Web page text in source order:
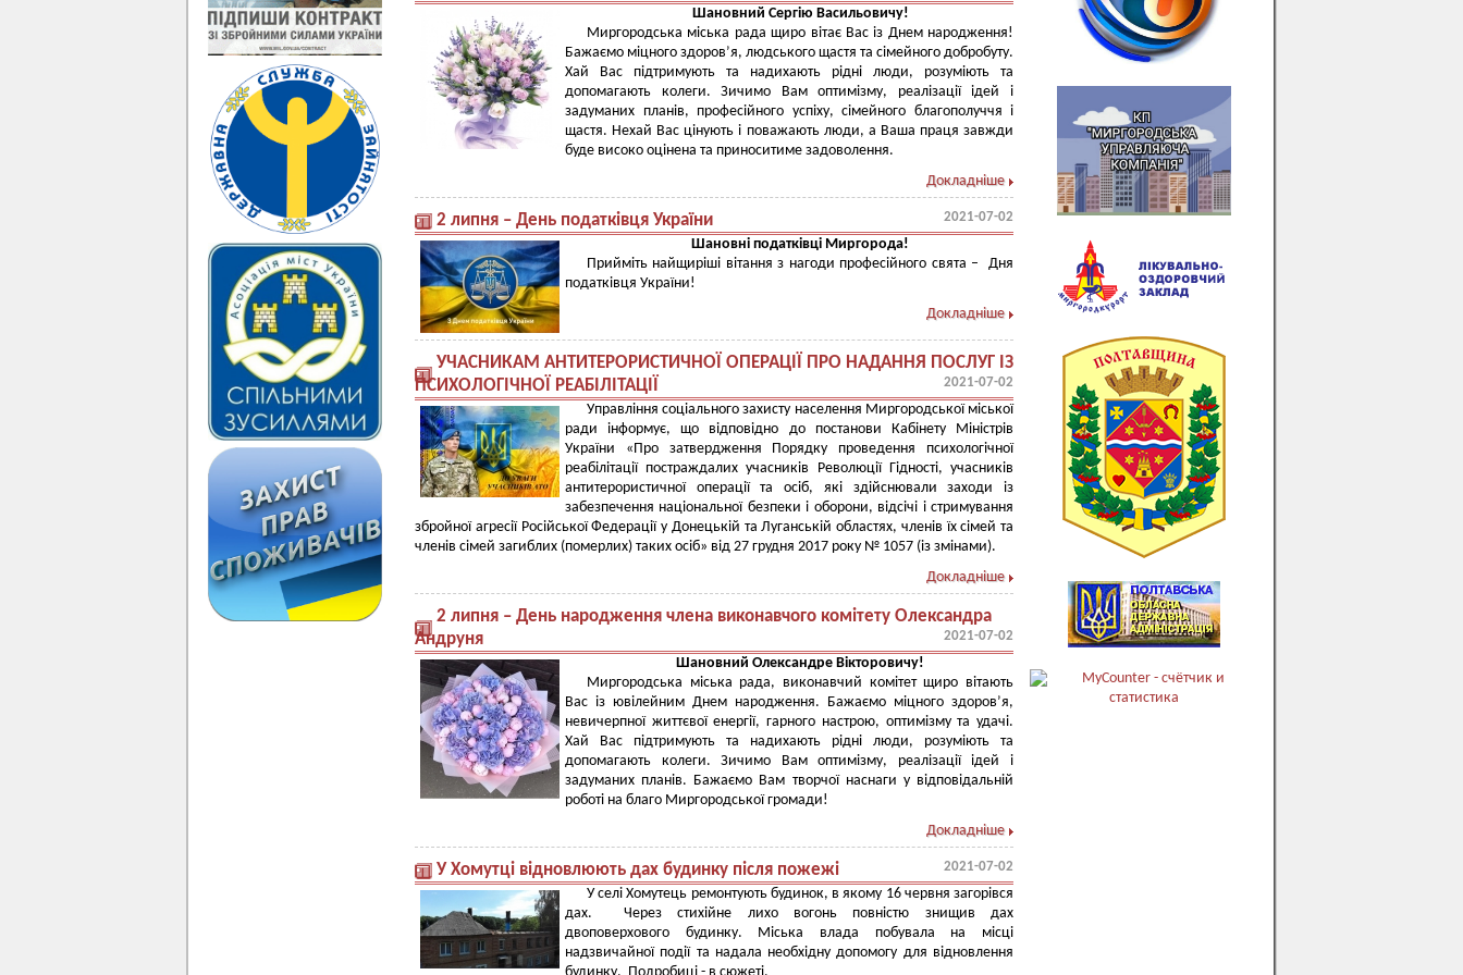
Шановний Сергію Васильовичу!
Миргородська міська рада щиро вітає Вас із Днем народження!
Бажаємо міцного здоров’я, людського щастя та сімейного добробуту.
Хай Вас підтримують та надихають рідні люди, розуміють та
допомагають колеги. Зичимо Вам оптимізму, реалізації ідей і
задуманих планів, професійного успіху, сімейного благополуччя і
щастя. Нехай Вас цінують і поважають люди, а Ваша праця завжди
буде високо оцінена та приноситиме задоволення.
Докладніше
2 липня – День податківця України 2021-07-02
Шановні податківці Миргорода!
Прийміть найщиріші вітання з нагоди професійного свята –
Дня
податківця України!
Докладніше
УЧАСНИКАМ АНТИТЕРОРИСТИЧНОЇ ОПЕРАЦІЇ ПРО НАДАННЯ ПОСЛУГ ІЗ
ПСИХОЛОГІЧНОЇ РЕАБІЛІТАЦІЇ
2021-07-02
Управління соціального захисту населення Миргородської міської
ради інформує, що відповідно до постанови Кабінету Міністрів
України «Про затвердження Порядку проведення психологічної
реабілітації постраждалих учасників Революції Гідності, учасників
антитерористичної операції та осіб, які здійснювали заходи із
забезпечення національної безпеки і оборони, відсічі і стримування
збройної агресії Російської Федерації у Донецькій та Луганській областях, членів їх сімей та
членів сімей загиблих (померлих) таких осіб» від 27 грудня 2017 року № 1057 (із змінами).
Докладніше
2 липня – День народження члена виконавчого комітету Олександра
Андруня
2021-07-02
Шановний Олександре Вікторовичу!
Миргородська міська рада, виконавчий комітет щиро вітають
Вас із ювілейним Днем народження. Бажаємо міцного здоров’я,
невичерпної життєвої енергії, гарного настрою, оптимізму та удачі.
Хай Вас підтримують та надихають рідні люди, розуміють та
допомагають колеги. Зичимо Вам оптимізму, реалізації ідей і
задуманих планів. Бажаємо Вам творчої наснаги у відповідальній
роботі на благо Миргородської громади!
Докладніше
У Хомутці відновлюють дах будинку після пожежі 2021-07-02
У селі Хомутець ремонтують будинок, в якому 16 червня загорівся
дах. Через стихійне лихо вогонь повністю знищив дах
двоповерхового будинку. Міська влада побувала на місці
надзвичайної події та надала необхідну допомогу для відновлення